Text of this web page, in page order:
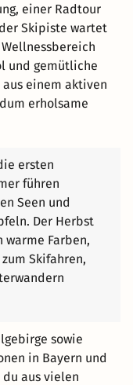
einer Radtour
Skipiste wartet
und gemütliche
aus einem aktiven
erholsame
ersten
führen
Seen und
Der Herbst
Farben,
Skifahren,
sowie
in Bayern und
aus vielen